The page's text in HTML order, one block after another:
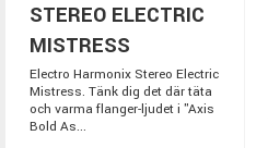
STEREO ELECTRIC
MISTRESS
Electro Harmonix Stereo Electric
Mistress. Tänk dig det där täta
och varma flanger-ljudet i "Axis
Bold As...